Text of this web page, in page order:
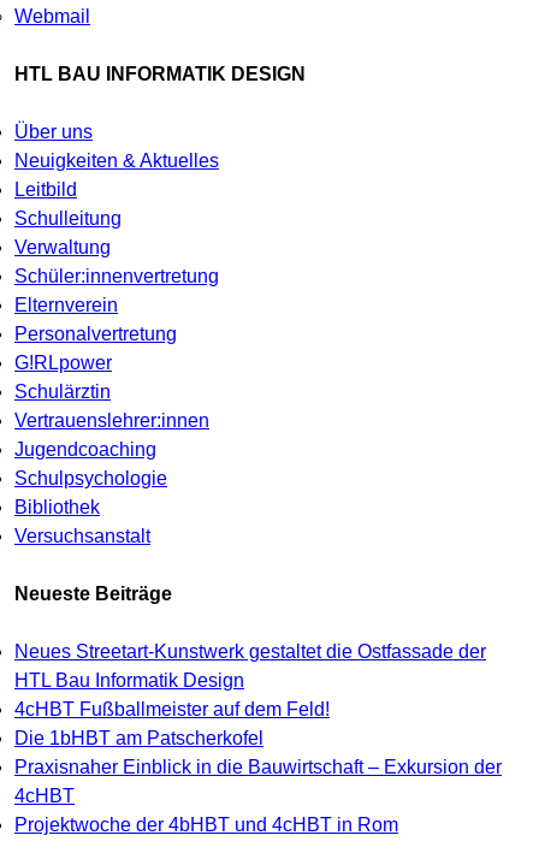
Webmail
HTL BAU INFORMATIK DESIGN
Über uns
Neuigkeiten & Aktuelles
Leitbild
Schulleitung
Verwaltung
Schüler:innenvertretung
Elternverein
Personalvertretung
G!RLpower
Schulärztin
Vertrauenslehrer:innen
Jugendcoaching
Schulpsychologie
Bibliothek
Versuchsanstalt
Neueste Beiträge
Neues Streetart-Kunstwerk gestaltet die Ostfassade der
HTL Bau Informatik Design
4cHBT Fußballmeister auf dem Feld!
Die 1bHBT am Patscherkofel
Praxisnaher Einblick in die Bauwirtschaft – Exkursion der
4cHBT
Projektwoche der 4bHBT und 4cHBT in Rom